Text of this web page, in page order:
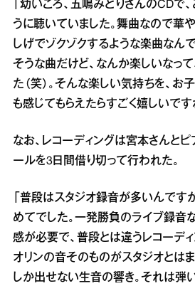
「幼いころ、五嶋みどりさんのCDで
うに聴いていました。舞曲なので華
しげでゾクゾクするような楽曲なんで
そうな曲だけど、なんか楽しいなっ
た（笑）。そんな楽しい気持ちを、
も感じてもらえたらすごく嬉しいです
なお、レコーディングは宮本さんとピ
ールを3日間借り切って行われた。
「普段はスタジオ録音が多いんです
めてでした。一発勝負のライブ録音
感が必要で、普段とは違うレコーディ
オリンの音そのものがスタジオとは
しか出せない生音の響き。それは弾